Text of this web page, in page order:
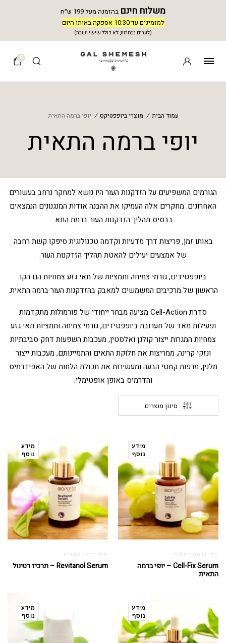
משלוח חינם בהזמנה מעל 199 ש״ח
למזמינים עד 10:30 אספקה באותו היום
(לערים נבחרות, לא כולל שישי ושבת)
0
עמוד הבית / מוצרי ביופפטיקס / יופי ברמה התאית
יופי ברמה התאית
הגורמים המשפיעים על הזדקנות העור היו נושא למחקר נרחב בעשורים
האחרונים. מחקרים אלה העמיקו את ההבנה אודות המנגנונים הנמצאים
בבסיס תהליך הזדקנות העור ברמת התא.
באותו זמן, פריצות דרך מדעיות וקדמה טכנולוגית סיפקו קשת רחבה
של אמצעים יעילים להאטת תהליך הזדקנות העור.
ביופפטידים, גורמי צמיחה ותמציות של תאי גזע צמחיות הם הקו
הראשון של מרכיבים המשמשים למאבק בהזדקנות העור ברמה התאית.
סדרת Cell-Action מציעה מבחר ייחודי של פורמולות מתקדמות
ופעילות מאד של תערובת ביופפטידים, גורמי צמיחה ותמציות תאי גזע
צמחיות המגרות ייצור קולגן ואלסטין, מעכבות השפעות דחק סביבתיות
ונזקי קרינה, ממריצות את חלוקת התאים והתמיינותם, מעכבות ייצור
מלנין, מרפות קמטי הבעה ומעשירות את תכולת הלחות של האפידרמיס
והדרמיס באופן אופטימלי.
סינון מוצרים
מידע
נוסף
יופי ברמה התאית
Cell-Fix Serum – יופי ברמה
התאית
מידע
נוסף
יופי ברמה התאית
Revitanol Serum – תרכיז רטינול
מידע
נוסף
מידע
נוסף